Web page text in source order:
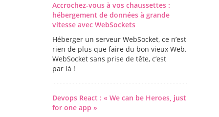
Accrochez-vous à vos chaussettes :
hébergement de données à grande
vitesse avec WebSockets
Héberger un serveur WebSocket, ce n’est
rien de plus que faire du bon vieux Web.
WebSocket sans prise de tête, c’est
par là !
Devops React : « We can be Heroes, just
for one app »